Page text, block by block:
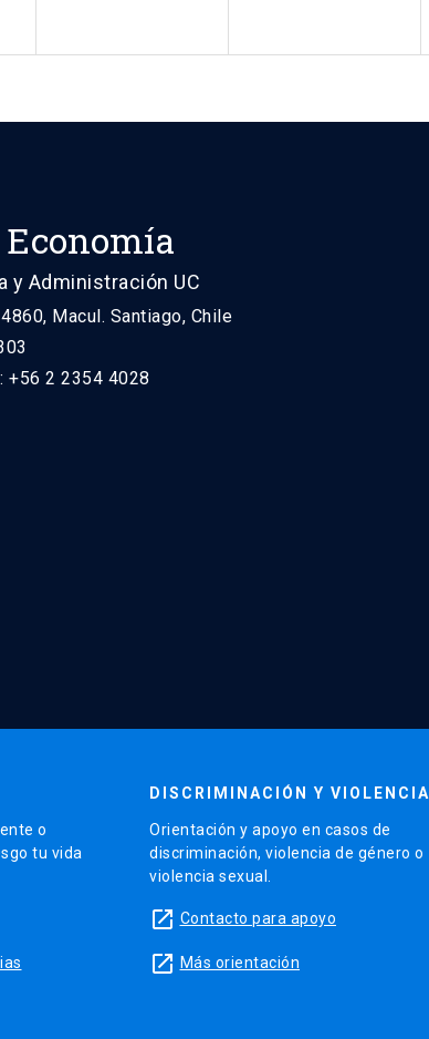
y Administración UC
Macul. Santiago, Chile
+56 2 2354 4028
o
tu vida
DISCRIMINACIÓN Y VIOLENCIA
Orientación y apoyo en casos de
discriminación, violencia de género o
violencia sexual.
launch Contacto para apoyo
launch Más orientación